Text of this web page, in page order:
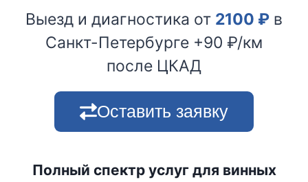
Выезд и диагностика от 2100 ₽ в
Санкт-Петербурге +90 ₽/км
после ЦКАД
Оставить заявку
Полный спектр услуг для винных